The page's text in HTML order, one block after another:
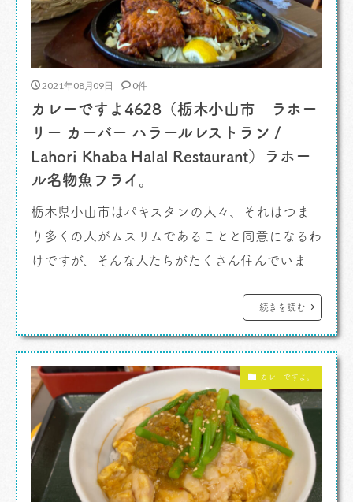
2021年08月09日 0件
カレーですよ4628（栃木小山市 ラホー
リー カーバー ハラールレストラン /
Lahori Khaba Halal Restaurant）ラホー
ル名物魚フライ。
栃木県小山市はパキスタンの人々、それはつま
り多くの人がムスリムであることと同意になるわ
けですが、そんな人たちがたくさん住んでいま
カレーですよ。 ムスリムコミュニティが多
く存在する栃木県小山市あたり。ハラールレスト
ン料理とはまたちょっと違うニュアンスの、ス
[…]
続きを読む
カレーですよ。